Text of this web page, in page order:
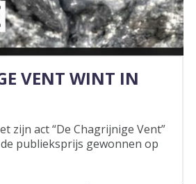
VENT WINT IN
zijn act “De Chagrijnige Vent”
publieksprijs gewonnen op